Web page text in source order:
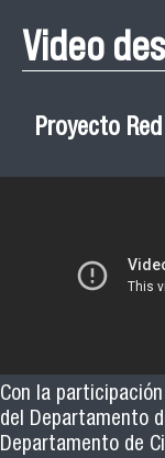
Video
Proyecto
Con la
del Departamento
Departamento de